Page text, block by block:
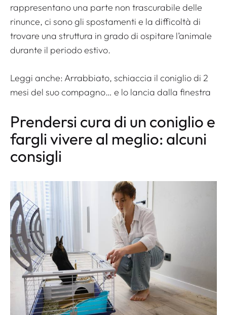
rappresentano una parte non trascurabile delle
rinunce, ci sono gli spostamenti e la difficoltà di
trovare una struttura in grado di ospitare l’animale
durante il periodo estivo.
Leggi anche: Arrabbiato, schiaccia il coniglio di 2
mesi del suo compagno… e lo lancia dalla finestra
Prendersi cura di un coniglio e
fargli vivere al meglio: alcuni
consigli